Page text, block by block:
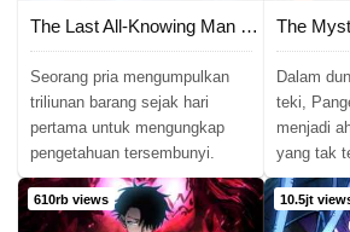
The Last All-Knowing Man Collected Trillions of Stuff from Day One
Seorang pria mengumpulkan
triliunan barang sejak hari
pertama untuk mengungkap
pengetahuan tersembunyi.
Dalam
teki,
menjadi
yang tak
610rb views 10.5jt